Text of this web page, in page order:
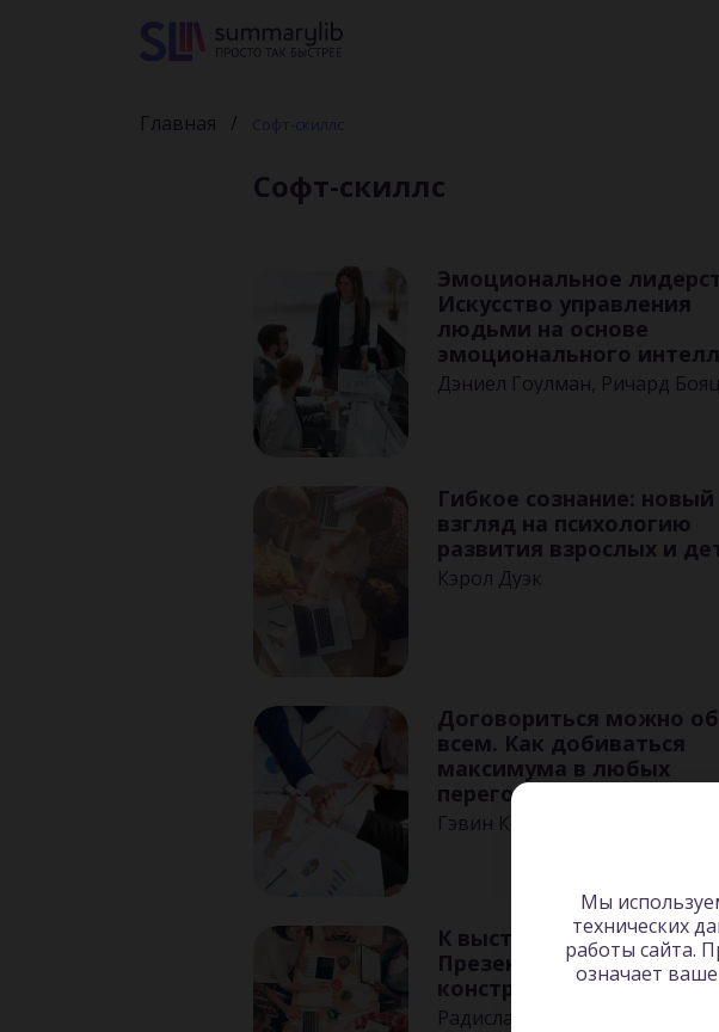
Главная
Софт-скиллс
Эмоциональное
Искусство управления
людьми на основе
эмоционального
Дэниел Гоулман, Ричард
Гибкое сознание: новый
взгляд на психологию
развития взрослых и
Кэрол Дуэк
Договориться можно
всем. Как добиваться
максимума в любых
переговорах
Гэвин Кеннеди
К выступлению готов!
Презентационный
конструктор
Радислав Гандапас
Мы
технических
работы сайта.
означает